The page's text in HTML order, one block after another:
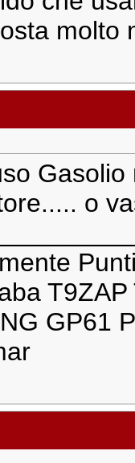
molto
o
GP61